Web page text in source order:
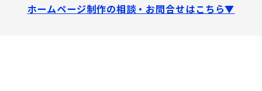
ホームページ制作の相談・お問合せはこちら▼